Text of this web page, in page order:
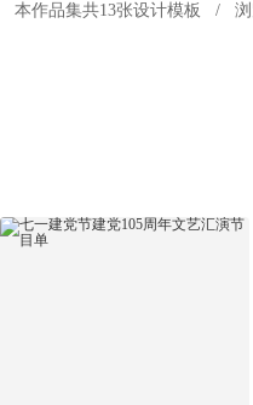
本作品集共13张设计模板 /